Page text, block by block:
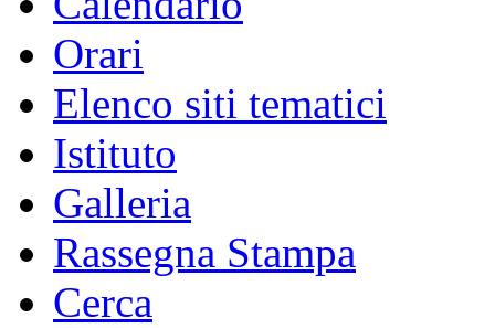
Orari
Elenco siti tematici
Istituto
Galleria
Rassegna Stampa
Cerca